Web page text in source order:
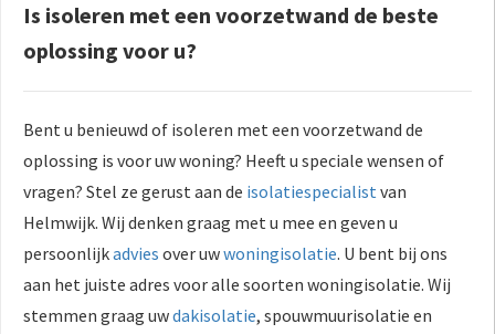
Is isoleren met een voorzetwand de beste
oplossing voor u?
Bent u benieuwd of isoleren met een voorzetwand de
oplossing is voor uw woning? Heeft u speciale wensen of
vragen? Stel ze gerust aan de isolatiespecialistvan
Helmwijk. Wij denken graag met u mee en geven u
persoonlijkadvies over uwwoningisolatie. U bent bij ons
aan het juiste adres voor alle soorten woningisolatie. Wij
stemmen graag uwdakisolatie, spouwmuurisolatie en